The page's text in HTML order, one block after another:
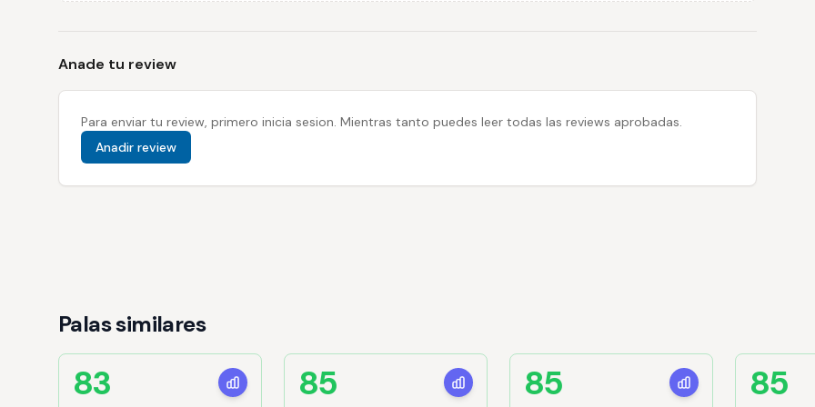
Anade tu review
Para enviar tu review, primero inicia sesion. Mientras tanto puedes leer todas las reviews aprobadas.
Anadir review
Palas similares
83 85 85 85